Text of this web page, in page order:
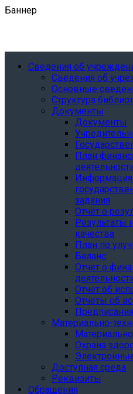
Баннер
Сведения об
Сведения об
Основные
Структура
Документы
Документы
План
задания
Отчёт о
Результаты
качества
План по
Баланс
Отчет о
Отчет об
Отчеты об
Материально-
Охрана
Доступная среда
Реквизиты
Обращения